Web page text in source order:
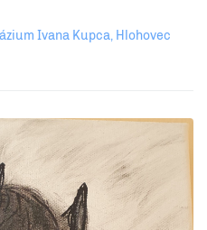
Ivana Kupca, Hlohovec